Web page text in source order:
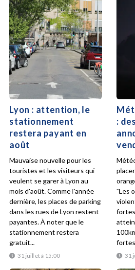
Lyon : attention, le
stationnement
restera payant en
août
31 juillet à 15:00
Mauvaise nouvelle pour les
touristes et les visiteurs qui
veulent se garer à Lyon au
mois d'août. Comme l'année
dernière, les places de parking
dans les rues de Lyon restent
payantes. À noter que le
stationnement restera
gratuit...
:
31
"Les